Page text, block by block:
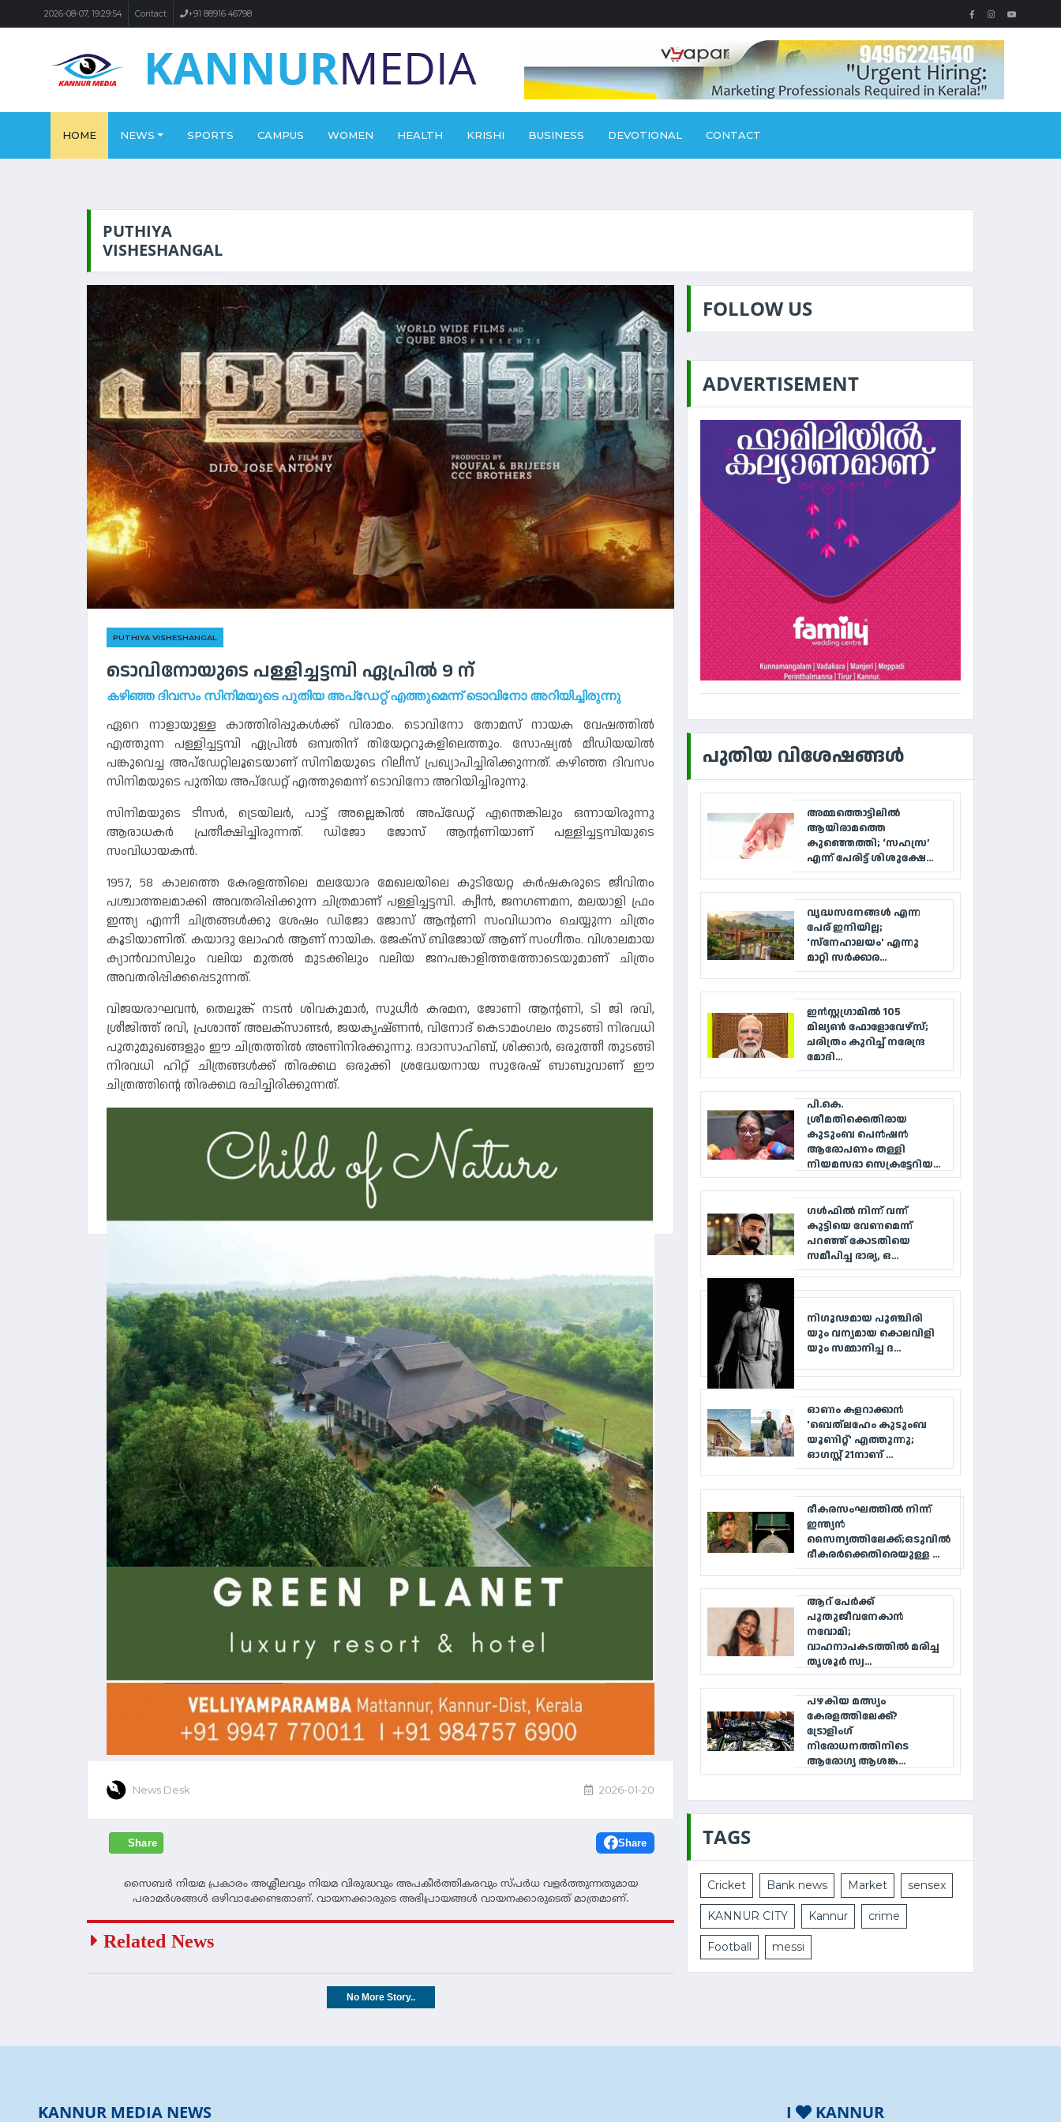
2026-08-07, 19:29:54 Contact +91 88916 46798
KANNURMEDIA
HOME NEWS SPORTS CAMPUS WOMEN HEALTH KRISHI BUSINESS DEVOTIONAL CONTACT
PUTHIYA
VISHESHANGAL
PUTHIYA VISHESHANGAL
ടൊവിനോയുടെ പള്ളിച്ചട്ടമ്പി ഏപ്രില്‍ 9 ന്
കഴിഞ്ഞ ദിവസം സിനിമയുടെ പുതിയ അപ്‌ഡേറ്റ് എത്തുമെന്ന് ടൊവിനോ അറിയിച്ചിരുന്നു
ഏറെ നാളായുള്ള കാത്തിരിപ്പുകള്‍ക്ക് വിരാമം. ടൊവിനോ തോമസ് നായക വേഷത്തില്‍
എത്തുന്ന പള്ളിച്ചട്ടമ്പി ഏപ്രില്‍ ഒമ്പതിന് തിയേറ്ററുകളിലെത്തും. സോഷ്യല്‍ മീഡിയയില്‍
പങ്കുവെച്ച അപ്‌ഡേറ്റിലൂടെയാണ് സിനിമയുടെ റിലീസ് പ്രഖ്യാപിച്ചിരിക്കുന്നത്. കഴിഞ്ഞ ദിവസം
സിനിമയുടെ പുതിയ അപ്‌ഡേറ്റ് എത്തുമെന്ന് ടൊവിനോ അറിയിച്ചിരുന്നു.
സിനിമയുടെ ടീസര്‍, ട്രെയിലര്‍, പാട്ട് അല്ലെങ്കില്‍ അപ്‌ഡേറ്റ് എന്തെങ്കിലും ഒന്നായിരുന്നു
ആരാധകര്‍ പ്രതീക്ഷിച്ചിരുന്നത്. ഡിജോ ജോസ് ആന്റണിയാണ് പള്ളിച്ചട്ടമ്പിയുടെ
സംവിധായകന്‍.
1957, 58 കാലത്തെ കേരളത്തിലെ മലയോര മേഖലയിലെ കുടിയേറ്റ കര്‍ഷകരുടെ ജീവിതം
പശ്ചാത്തലമാക്കി അവതരിപ്പിക്കുന്ന ചിത്രമാണ് പള്ളിച്ചട്ടമ്പി. ക്വീന്‍, ജനഗണമന, മലയാളി ഫ്രം
ഇന്ത്യ എന്നീ ചിത്രങ്ങള്‍ക്കു ശേഷം ഡിജോ ജോസ് ആന്റണി സംവിധാനം ചെയ്യുന്ന ചിത്രം
കൂടിയാണിത്. കയാദു ലോഹര്‍ ആണ് നായിക. ജേക്‌സ് ബിജോയ് ആണ് സംഗീതം. വിശാലമായ
ക്യാന്‍വാസിലും വലിയ മുതല്‍ മുടക്കിലും വലിയ ജനപങ്കാളിത്തത്തോടെയുമാണ് ചിത്രം
അവതരിപ്പിക്കപ്പെടുന്നത്.
വിജയരാഘവന്‍, തെലുങ്ക് നടന്‍ ശിവകുമാര്‍, സുധീര്‍ കരമന, ജോണി ആന്റണി, ടി ജി രവി,
ശ്രീജിത്ത് രവി, പ്രശാന്ത് അലക്‌സാണ്ടര്‍, ജയകൃഷ്ണന്‍, വിനോദ് കെടാമംഗലം തുടങ്ങി നിരവധി
പുതുമുഖങ്ങളും ഈ ചിത്രത്തില്‍ അണിനിരക്കുന്നു. ദാദാസാഹിബ്, ശിക്കാര്‍, ഒരുത്തീ തുടങ്ങി
നിരവധി ഹിറ്റ് ചിത്രങ്ങള്‍ക്ക് തിരക്കഥ ഒരുക്കി ശ്രദ്ധേയനായ സുരേഷ് ബാബുവാണ് ഈ
ചിത്രത്തിന്റെ തിരക്കഥ രചിച്ചിരിക്കുന്നത്.
News Desk 2026-01-20
Share Share
സൈബര്‍ നിയമ പ്രകാരം അശ്ലീലവും നിയമ വിരുദ്ധവും അപകീര്‍ത്തികരവും സ്പര്‍ധ വളര്‍ത്തുന്നതുമായ
പരാമര്‍ശങ്ങള്‍ ഒഴിവാക്കേണ്ടതാണ്. വായനക്കാരുടെ അഭിപ്രായങ്ങള്‍ വായനക്കാരുടെത് മാത്രമാണ്.
Related News
No More Story..
FOLLOW US
ADVERTISEMENT
പുതിയ വിശേഷങ്ങൾ
അമ്മത്തൊട്ടിലിൽ
ആയിരാമത്തെ
കുഞ്ഞെത്തി; ‘സഹസ്ര’
എന്ന് പേരിട്ട് ശിശുക്ഷേ...
വൃദ്ധസദനങ്ങള്‍ എന്ന
പേര് ഇനിയില്ല;
'സ്‌നേഹാലയം' എന്നു
മാറ്റി സര്‍ക്കാര...
ഇൻസ്റ്റഗ്രാമിൽ 105
മില്യൺ ഫോളോവേഴ്‌സ്;
ചരിത്രം കുറിച്ച് നരേന്ദ്ര
മോദി...
പി.കെ.
ശ്രീമതിക്കെതിരായ
കുടുംബ പെൻഷൻ
ആരോപണം തള്ളി
നിയമസഭാ സെക്രട്ടേറിയ...
ഗൾഫിൽ നിന്ന് വന്ന്
കുട്ടിയെ വേണമെന്ന്
പറഞ്ഞ് കോടതിയെ
സമീപിച്ച ഭാര്യ, ഒ...
നി​ഗൂ​ഢ​മാ​യ പു​ഞ്ചി​രി​
യും വ​ന്യ​മാ​യ കൊ​ല​വി​ളി​
യും സ​മ്മാ​നി​ച്ച ദ...
ഓണം കളറാക്കാൻ
'ബെത്‌ലഹേം കുടുംബ
യൂണിറ്റ്' എത്തുന്നു;
ഓഗസ്റ്റ് 21നാണ് ...
ഭീകരസംഘത്തിൽ നിന്ന്
ഇന്ത്യൻ
സൈന്യത്തിലേക്ക്;ഒടുവിൽ
ഭീകരർക്കെതിരെയുള്ള ...
ആറ് പേര്‍ക്ക്
പുതുജീവനേകാന്‍
നവോമി;
വാഹനാപകടത്തില്‍ മരിച്ച
തൃശൂര്‍ സ്വ...
പഴകിയ മത്സ്യം
കേരളത്തിലേക്ക്?
ട്രോളിംഗ്
നിരോധനത്തിനിടെ
ആരോഗ്യ ആശങ്ക...
TAGS
Cricket Bank news Market sensex
KANNUR CITY Kannur crime
Football messi
KANNUR MEDIA NEWS I KANNUR